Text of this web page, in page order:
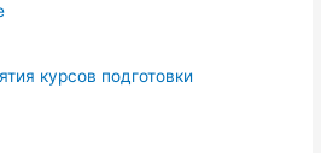
курсов подготовки